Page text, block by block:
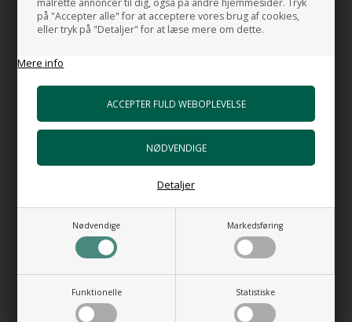
på "Accepter alle" for at acceptere vores brug af cookies,
eller tryk på "Detaljer" for at læse mere om dette.
Mere info
Nødvendige Markedsføring
Funktionelle Statistiske
Detaljer
Stål kvalitet:
EN 1.4401, 316 /1.4404, 316L
MADE IN ITALY by GESSI
RELATEREDE PRODUKTER
NYHED